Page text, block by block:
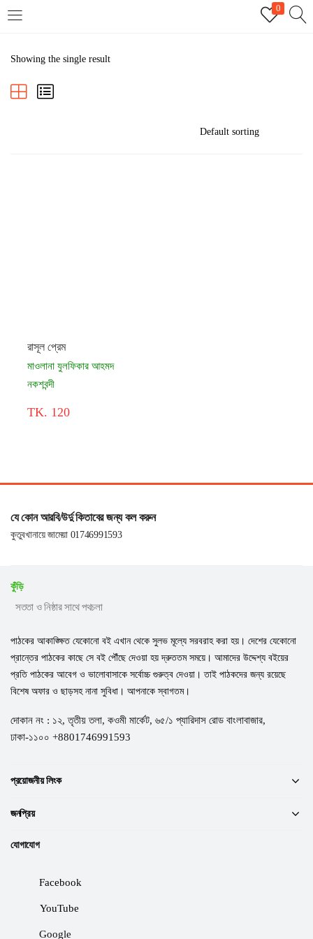
0
REGISTER
Showing the single result
রাসূল প্রেম
মাওলানা যুলফিকার আহমদ
নকশবন্দী
TK. 120
যে কোন আরবি/উর্দু কিতাবের জন্য কল করুন
কুতুবখানায়ে জামেয়া 01746991593
কুঁড়ি
সততা ও নিষ্ঠার সাথে পথচলা
পাঠকের আকাঙ্ক্ষিত যেকোনো বই এখান থেকে সুলভ মূল্যে সরবরাহ করা হয়। দেশের যেকোনো
প্রান্তের পাঠকের কাছে সে বই পৌঁছে দেওয়া হয় দ্রুততম সময়ে। আমাদের উদ্দেশ্য বইয়ের
প্রতি পাঠকের আবেগ ও ভালোবাসাকে সর্বোচ্চ গুরুত্ব দেওয়া। তাই পাঠকদের জন্য রয়েছে
বিশেষ অফার ও ছাড়সহ নানা সুবিধা। আপনাকে স্বাগতম।
দোকান নং : ১২, তৃতীয় তলা, কওমী মার্কেট, ৬৫/১ প্যারিদাস রোড বাংলাবাজার,
ঢাকা-১১০০ +8801746991593
প্রয়োজনীয় লিংক
জনপ্রিয়
যোগাযোগ
Facebook
YouTube
Google